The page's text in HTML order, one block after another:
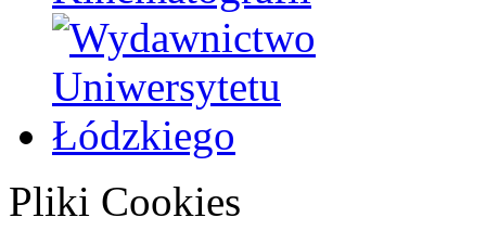
Pliki Cookies